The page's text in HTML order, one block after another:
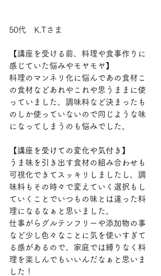
50代　K.Tさま
【講座を受ける前、料理や食事作りに
感じていた悩みやモヤモヤ】
料理のマンネリ化に悩んであの食材こ
の食材などあれやこれや思うままに使
っていました。調味料など決まったも
のしか使っていないので同じような味
になってしまうのも悩みでした。
【講座を受けての変化や気付き】
うま味を引き出す食材の組み合わせも
可視化できてスッキリしましたし、調
味料もその時々で変えていく選択もし
ていくことでいつもの味とは違った料
理になるなぁと思いました。
仕事がらグルテンフリーや添加物の事
など少し色々なことに気を使いすぎて
る感があるので、家庭では縛りなく料
理を楽しんでもいいんだなぁと思いま
した！